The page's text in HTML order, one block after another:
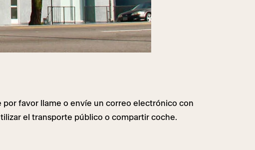
favor llame o envíe un correo electrónico con
el transporte público o compartir coche.